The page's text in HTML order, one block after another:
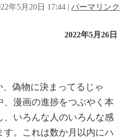
年5月20日 17:44 | パーマリンク
2022年5月26日
偽物に決まってるじゃ
、漫画の進捗をつぶやく本
、いろんな人のいろんな感
す。これは数か月以内にハ